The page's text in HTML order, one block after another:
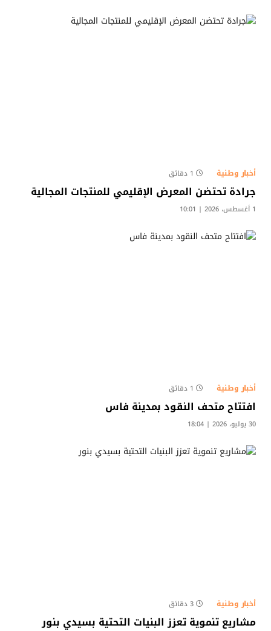
أخبار وطنية 1 دقائق
جرادة تحتضن المعرض الإقليمي للمنتجات المجالية
1 أغسطس، 2026 | 10:01
أخبار وطنية 1 دقائق
افتتاح متحف النقود بمدينة فاس
30 يوليو، 2026 | 18:04
أخبار وطنية 3 دقائق
مشاريع تنموية تعزز البنيات التحتية بسيدي بنور